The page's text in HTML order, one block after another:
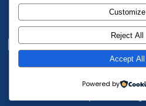
Customize
Reject All
Accept All
Powered by